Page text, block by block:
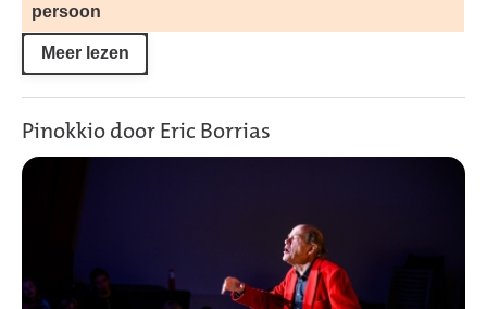
persoon
Meer lezen
Pinokkio door Eric Borrias